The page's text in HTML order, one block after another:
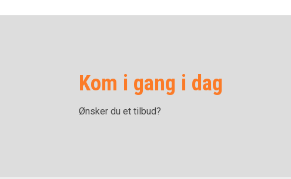
Kom i gang i dag
Ønsker du et tilbud?